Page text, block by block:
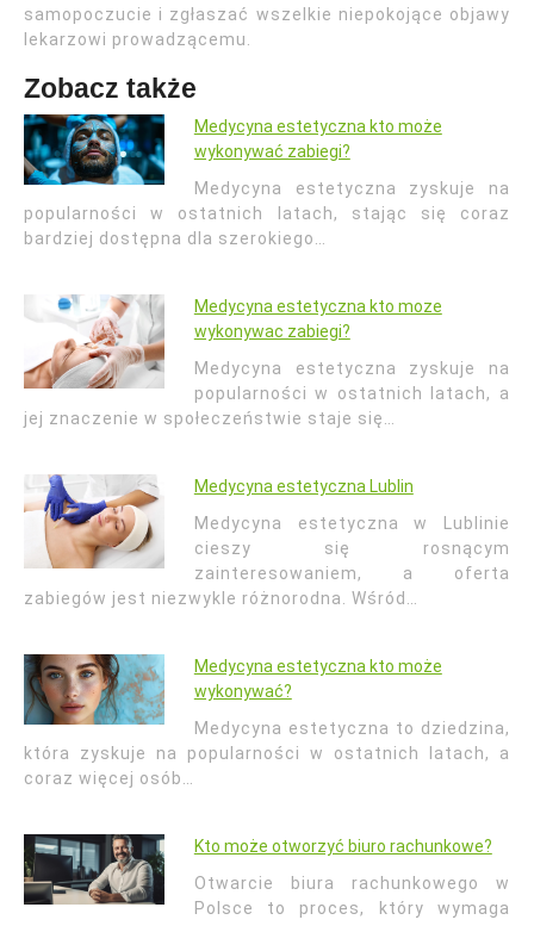
samopoczucie i zgłaszać wszelkie niepokojące objawy
lekarzowi prowadzącemu.
Zobacz także
Medycyna estetyczna kto może
wykonywać zabiegi?
Medycyna estetyczna zyskuje na
popularności w ostatnich latach, stając się coraz
bardziej dostępna dla szerokiego…
Medycyna estetyczna kto moze
wykonywac zabiegi?
Medycyna estetyczna zyskuje na
popularności w ostatnich latach, a
jej znaczenie w społeczeństwie staje się…
Medycyna estetyczna Lublin
Medycyna estetyczna w Lublinie
cieszy się rosnącym
zainteresowaniem, a oferta
zabiegów jest niezwykle różnorodna. Wśród…
Medycyna estetyczna kto może
wykonywać?
Medycyna estetyczna to dziedzina,
która zyskuje na popularności w ostatnich latach, a
coraz więcej osób…
Kto może otworzyć biuro rachunkowe?
Otwarcie biura rachunkowego w
Polsce to proces, który wymaga